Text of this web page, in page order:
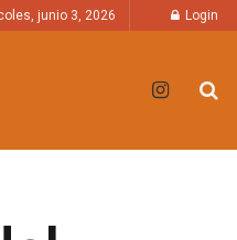
junio 3, 2026 Login